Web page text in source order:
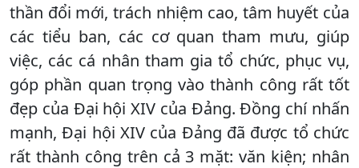
thần đổi mới, trách nhiệm cao, tâm huyết của
các tiểu ban, các cơ quan tham mưu, giúp
việc, các cá nhân tham gia tổ chức, phục vụ,
góp phần quan trọng vào thành công rất tốt
đẹp của Đại hội XIV của Đảng. Đồng chí nhấn
mạnh, Đại hội XIV của Đảng đã được tổ chức
rất thành công trên cả 3 mặt: văn kiện; nhân